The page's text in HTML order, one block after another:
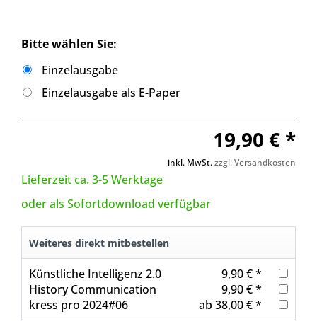
Bitte wählen Sie:
Einzelausgabe
Einzelausgabe als E-Paper
19,90 € *
inkl. MwSt.zzgl. Versandkosten
Lieferzeit ca. 3-5 Werktage
oder als Sofortdownload verfügbar
Weiteres direkt mitbestellen
Künstliche Intelligenz 2.0
9,90 € *
History Communication
9,90 € *
kress pro 2024#06
ab 38,00 € *